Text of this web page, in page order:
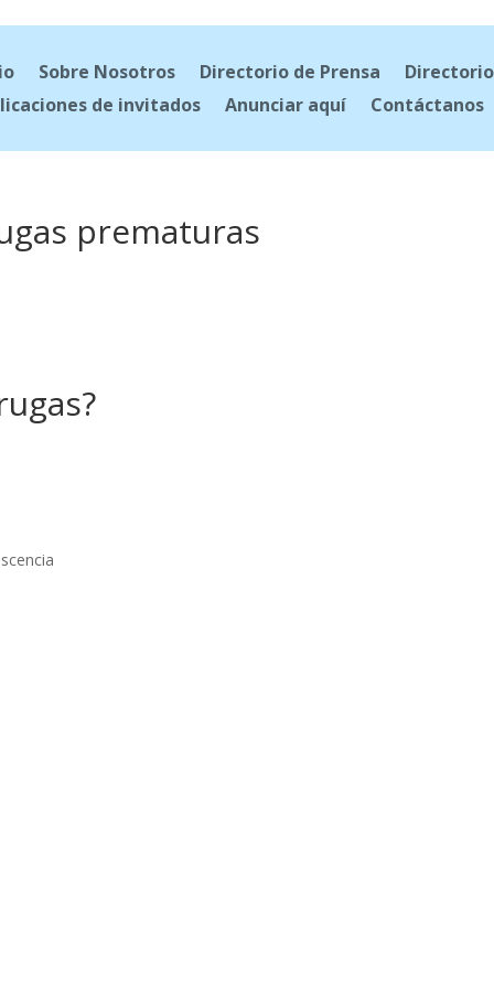
Sobre Nosotros Directorio de Prensa
de invitados
Anunciar aquí Contáctanos
prematuras